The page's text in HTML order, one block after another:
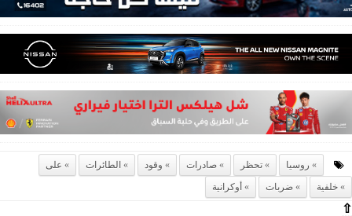
روسيا تحظر صادرات وقود الطائرات
على
خلفية
ضربات أوكرانية
⇧